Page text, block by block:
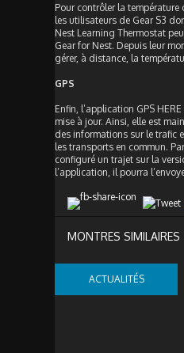
Pour contrôler la température
les utilisateurs de Gear S3
Nest Learning Thermostat
Gear for Nest. Depuis leur
gérer, à distance, la
GPS
Enfin, l’application GPS
mise à jour. Ainsi, elle est
des informations sur le trafic
les transports en commun.
configuré un trajet sur la
l’application, il pourra
MONTRES SIMILAIRES
ACTUALITÉS